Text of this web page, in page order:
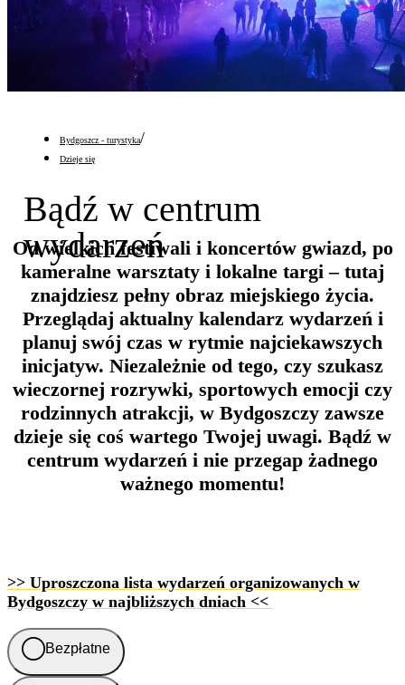
Bydgoszcz - turystyka/
Dzieje się
Bądź w centrum
wydarzeń
Od wielkich festiwali i koncertów gwiazd, po
kameralne warsztaty i lokalne targi – tutaj
znajdziesz pełny obraz miejskiego życia.
Przeglądaj aktualny kalendarz wydarzeń i
planuj swój czas w rytmie najciekawszych
inicjatyw. Niezależnie od tego, czy szukasz
wieczornej rozrywki, sportowych emocji czy
rodzinnych atrakcji, w Bydgoszczy zawsze
dzieje się coś wartego Twojej uwagi. Bądź w
centrum wydarzeń i nie przegap żadnego
ważnego momentu!
>> Uproszczona lista wydarzeń organizowanych w
Bydgoszczy w najbliższych dniach <<
Bezpłatne